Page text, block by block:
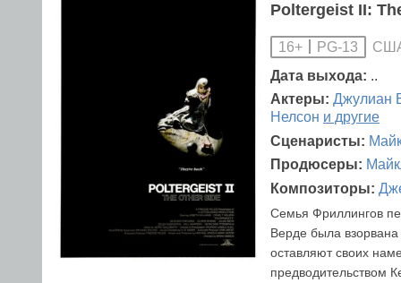
Poltergeist II:
16+ PG-13
Дата выхода: ..
Актеры: Джулиан
Нелсон и другие
Сценаристы:
Продюсеры:
Композиторы:
Семья Фриллингов
Верде была
оставляют своих
предводительством